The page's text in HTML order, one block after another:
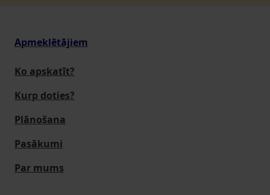
Apmeklētājiem
Ko apskatīt?
Kurp doties?
Plānošana
Pasākumi
Par mums